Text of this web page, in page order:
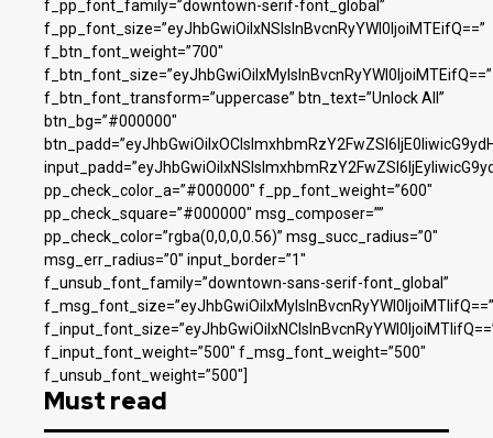
f_pp_font_family=”downtown-serif-font_global”
f_pp_font_size=”eyJhbGwiOiIxNSIsInBvcnRyYWl0IjoiMTEifQ==”
f_btn_font_weight=”700″
f_btn_font_size=”eyJhbGwiOiIxMyIsInBvcnRyYWl0IjoiMTEifQ==”
f_btn_font_transform=”uppercase” btn_text=”Unlock All”
btn_bg=”#000000″
pp_check_color_a=”#000000″ f_pp_font_weight=”600″
pp_check_square=”#000000″ msg_composer=””
pp_check_color=”rgba(0,0,0,0.56)” msg_succ_radius=”0″
msg_err_radius=”0″ input_border=”1″
f_unsub_font_family=”downtown-sans-serif-font_global”
f_msg_font_size=”eyJhbGwiOiIxMyIsInBvcnRyYWl0IjoiMTIifQ==”
f_input_font_weight=”500″ f_msg_font_weight=”500″
f_unsub_font_weight=”500″]
Must read